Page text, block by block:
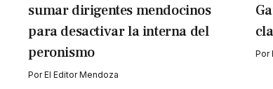
sumar dirigentes mendocinos
para desactivar la interna del
peronismo
PorEl Editor Mendoza
Por